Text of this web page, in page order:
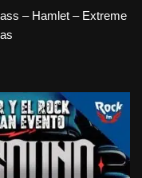
– Hamlet – Extreme